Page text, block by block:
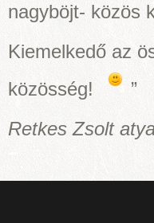
nagyböjt- közös
Kiemelkedő az
közösség!
”
Retkes Zsolt